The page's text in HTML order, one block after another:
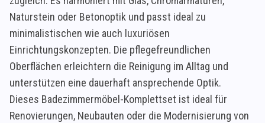
Naturstein oder Betonoptik und passt ideal zu
minimalistischen wie auch luxuriösen
Einrichtungskonzepten. Die pflegefreundlichen
Oberflächen erleichtern die Reinigung im Alltag und
unterstützen eine dauerhaft ansprechende Optik.
Dieses Badezimmermöbel-Komplettset ist ideal für
Renovierungen, Neubauten oder die Modernisierung von